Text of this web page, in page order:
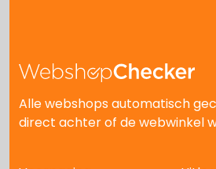
Alle webshops automatisch
direct achter of de webwinkel